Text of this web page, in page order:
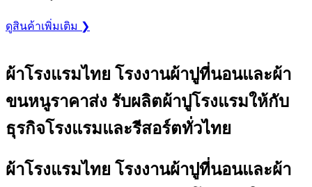
ดูสินค้าเพิ่มเติม ❯
ผ้าโรงแรมไทย โรงงานผ้าปูที่นอนและผ้า
ขนหนูราคาส่ง รับผลิตผ้าปูโรงแรมให้กับ
ธุรกิจโรงแรมและรีสอร์ตทั่วไทย
ผ้าโรงแรมไทย โรงงานผ้าปูที่นอนและผ้า